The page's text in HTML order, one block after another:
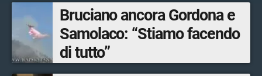
Bruciano ancora Gordona e
Samolaco: “Stiamo facendo
di tutto”